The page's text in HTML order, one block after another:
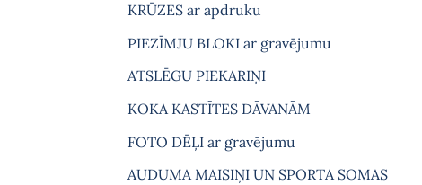
KRŪZES ar apdruku
PIEZĪMJU BLOKI ar gravējumu
ATSLĒGU PIEKARIŅI
KOKA KASTĪTES DĀVANĀM
FOTO DĒĻI ar gravējumu
AUDUMA MAISIŅI UN SPORTA SOMAS